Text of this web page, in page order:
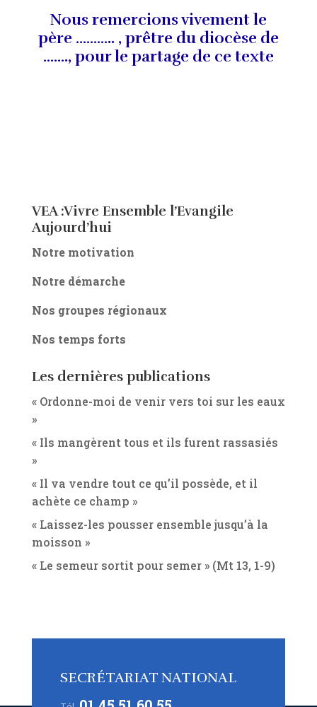
Nous remercions vivement le
père ……….. , prêtre du diocèse de
……., pour le partage de ce texte
VEA :Vivre Ensemble l’Evangile
Aujourd’hui
Notre motivation
Notre démarche
Nos groupes régionaux
Nos temps forts
Les dernières publications
« Ordonne-moi de venir vers toi sur les eaux
»
« Ils mangèrent tous et ils furent rassasiés
»
« Il va vendre tout ce qu’il possède, et il
achète ce champ »
« Laissez-les pousser ensemble jusqu’à la
moisson »
« Le semeur sortit pour semer » (Mt 13, 1-9)
SECRÉTARIAT NATIONAL